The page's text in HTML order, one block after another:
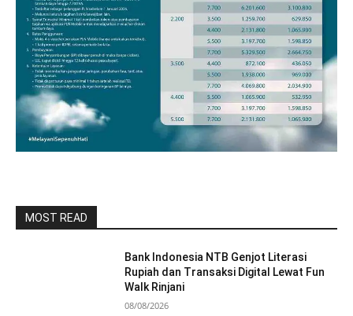
MOST READ
Bank Indonesia NTB Genjot Literasi
Rupiah dan Transaksi Digital Lewat Fun
Walk Rinjani
08/08/2026